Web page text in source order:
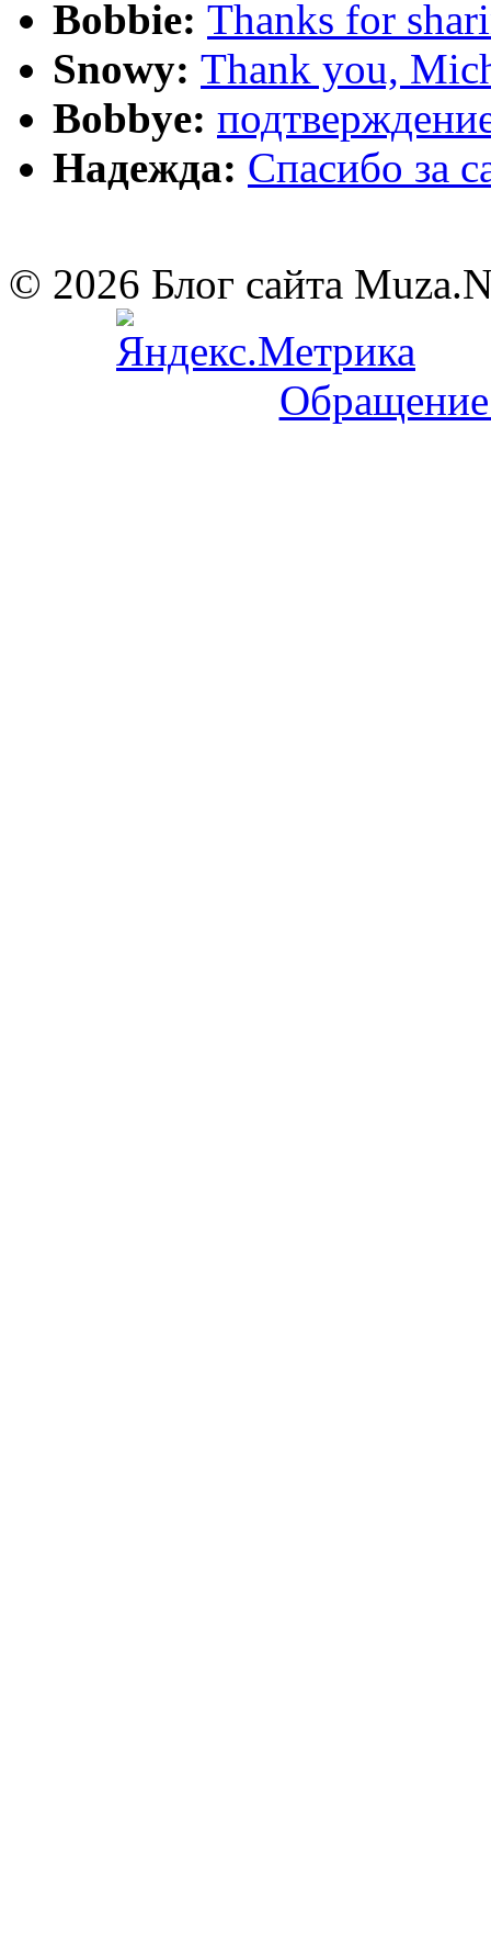
Bobbie: Thanks for
Snowy: Thank you,
Bobbye:
Надежда: Cпасибо за
© 2026 Блог сайта
Обращение